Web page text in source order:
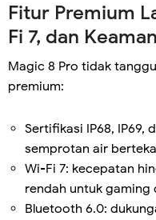
Fitur Premium
Fi 7, dan
Magic 8 Pro tidak
premium:
Sertifikasi IP68, IP69,
semprotan air
Wi-Fi 7: kecepatan
rendah untuk gaming
Bluetooth 6.0: